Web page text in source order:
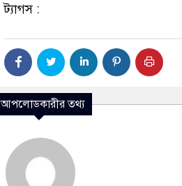
ট্যাগস :
আপলোডকারীর তথ্য